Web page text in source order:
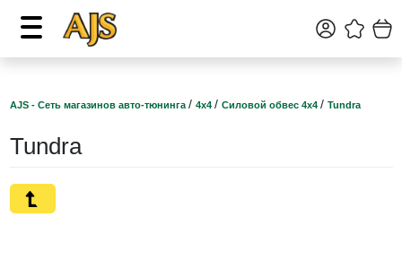
AJS - Сеть магазинов авто-тюнинга / 4х4 / Силовой обвес 4х4 / Tundra
Tundra